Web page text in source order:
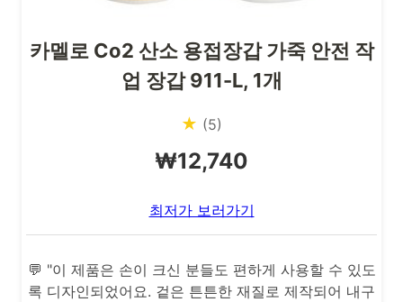
카멜로 Co2 산소 용접장갑 가죽 안전 작
업 장갑 911-L, 1개
★ (5)
₩12,740
최저가 보러가기
💬 "이 제품은 손이 크신 분들도 편하게 사용할 수 있도
록 디자인되었어요. 겉은 튼튼한 재질로 제작되어 내구